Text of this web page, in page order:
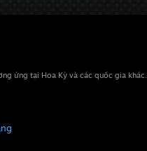
ứng tại Hoa Kỳ và các quốc gia khác.